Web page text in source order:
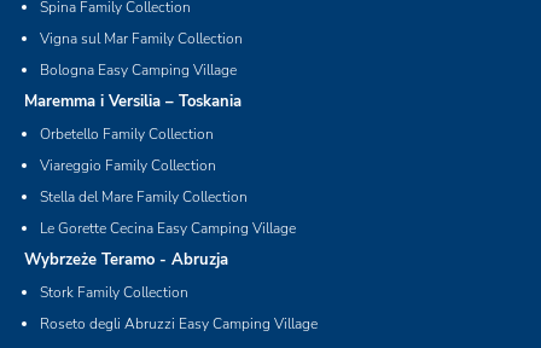
Spina Family Collection
Vigna sul Mar Family Collection
Bologna Easy Camping Village
Maremma i Versilia – Toskania
Orbetello Family Collection
Viareggio Family Collection
Stella del Mare Family Collection
Le Gorette Cecina Easy Camping Village
Wybrzeże Teramo - Abruzja
Stork Family Collection
Roseto degli Abruzzi Easy Camping Village